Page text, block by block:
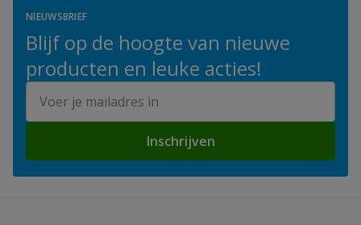
NIEUWSBRIEF
Blijf op de hoogte van nieuwe
producten en leuke acties!
Inschrijven